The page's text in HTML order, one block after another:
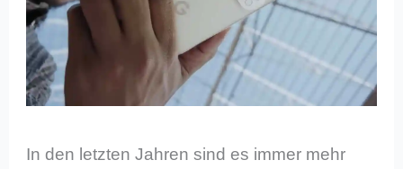
In den letzten Jahren sind es immer mehr